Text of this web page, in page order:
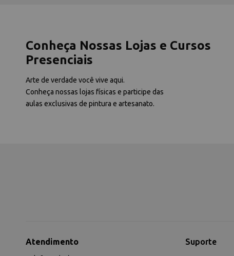
Conheça Nossas Lojas e Cursos
Presenciais
Arte de verdade você vive aqui.
Conheça nossas lojas físicas e participe das
aulas exclusivas de pintura e artesanato.
Atendimento Suporte